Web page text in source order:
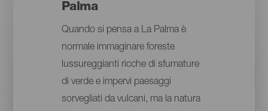
Palma
Quando si pensa a La Palma è
normale immaginare foreste
lussureggianti ricche di sfumature
di verde e impervi paesaggi
sorvegliati da vulcani, ma la natura